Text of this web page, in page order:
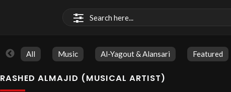
All Music Al-Yagout & Alansari Featured
RASHED ALMAJID (MUSICAL ARTIST)